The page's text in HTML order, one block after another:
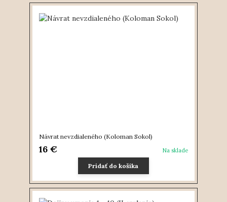
Návrat nevzdialeného (Koloman Sokol)
16 € Na sklade
Pridať do košíka